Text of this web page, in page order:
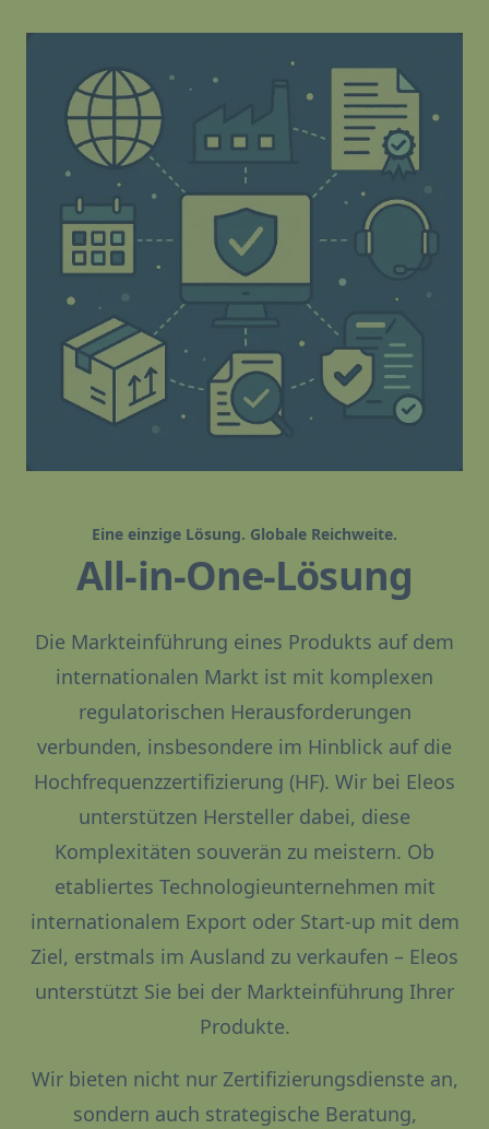
Eine einzige Lösung. Globale Reichweite.
All-in-One-Lösung
Die Markteinführung eines Produkts auf dem
internationalen Markt ist mit komplexen
regulatorischen Herausforderungen
verbunden, insbesondere im Hinblick auf die
Hochfrequenzzertifizierung (HF). Wir bei Eleos
unterstützen Hersteller dabei, diese
Komplexitäten souverän zu meistern. Ob
etabliertes Technologieunternehmen mit
internationalem Export oder Start-up mit dem
Ziel, erstmals im Ausland zu verkaufen – Eleos
unterstützt Sie bei der Markteinführung Ihrer
Produkte.
Wir bieten nicht nur Zertifizierungsdienste an,
sondern auch strategische Beratung,